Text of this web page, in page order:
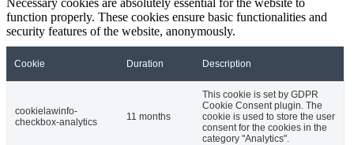
function properly. These cookies ensure basic functionalities and
security features of the website, anonymously.
Cookie Duration Description
cookielawinfo-
checkbox-analytics
11 months
This cookie is set by GDPR
Cookie Consent plugin. The
cookie is used to store the user
consent for the cookies in the
category "Analytics".